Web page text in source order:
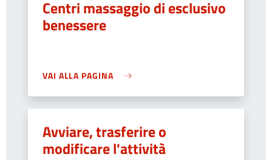
Centri massaggio di esclusivo
benessere
VAI ALLA PAGINA
Avviare, trasferire o
modificare l'attività